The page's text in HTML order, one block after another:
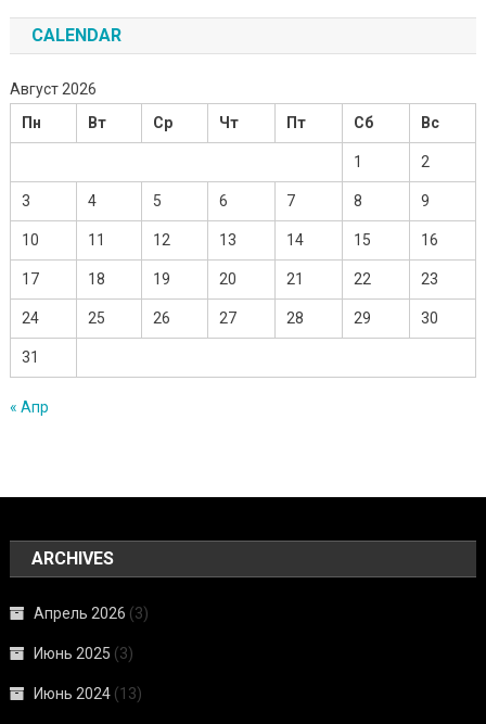
CALENDAR
Август 2026
Пн
Вт Ср Чт Пт Сб Вс
1 2
3 4 5 6 7 8 9
10 11 12 13 14 15 16
17 18 19 20 21 22 23
24 25 26 27 28 29 30
31
« Апр
ARCHIVES
Апрель 2026 (3)
Июнь 2025 (3)
Июнь 2024 (13)